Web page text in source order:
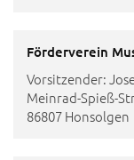
Förderverein
Vorsitzender:
Meinrad-Spieß-
86807 Honsolgen